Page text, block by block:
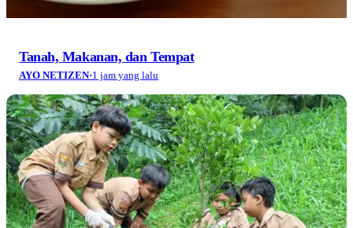
Tanah, Makanan, dan Tempat
AYO NETIZEN·1 jam yang lalu